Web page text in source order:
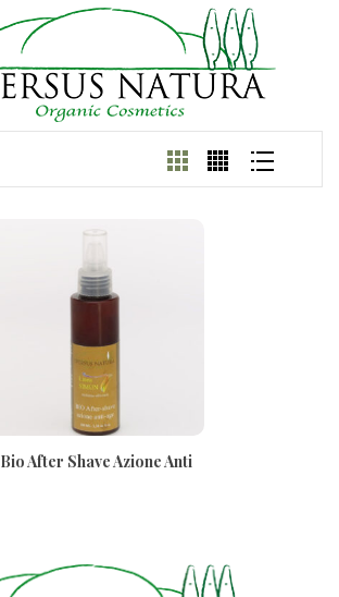
Bio After Shave Azione Anti